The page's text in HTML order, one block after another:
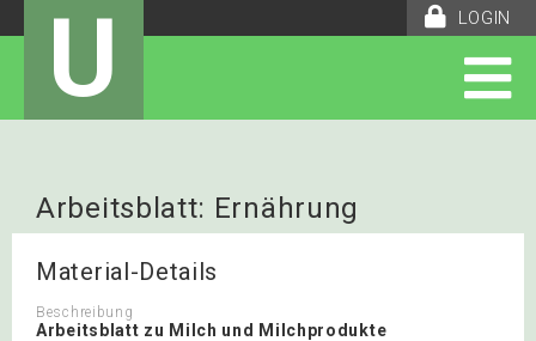
LOGIN
U
Arbeitsblatt: Ernährung
Material-Details
Beschreibung
Arbeitsblatt zu Milch und Milchprodukte